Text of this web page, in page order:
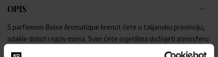
OPIS
S parfemom Boise Aromatique krenut ćete u talijansku provinciju,
odakle dolazi i naziv mirisa. Svim ćete osjetilima doživjeti atmosferu
Toskane: osjetit ćete samo ugodan miris toskanskog sela,